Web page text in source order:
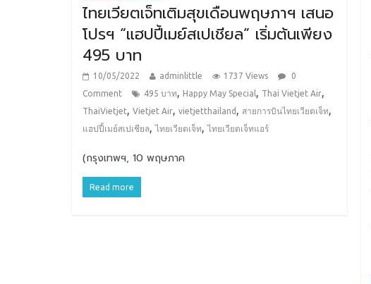
ไทยเวียตเจ็ทเติมสุขเดือนพฤษภาฯ เสนอ
โปรฯ “แฮปปี้เมย์สเปเชียล” เริ่มต้นเพียง
495 บาท
10/05/2022 adminlittle 1737 Views
0
Comment
495 บาท Happy May Special Thai Vietjet Air
ThaiVietjet Vietjet Air vietjetthailand สายการบินไทยเวียตเจ็ท
แฮปปี้เมย์สเปเชียล ,ไทยเวียตเจ็ท ,ไทยเวียตเจ็ทแอร์
(กรุงเทพฯ, 10 พฤษภาค
Read more